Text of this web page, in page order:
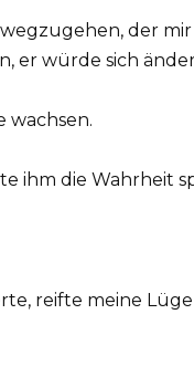
der
er würde sich
wachsen.
ihm die Wahrheit
reifte meine